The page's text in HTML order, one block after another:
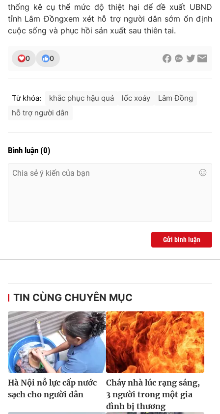
thống kê cụ thể mức độ thiệt hại để đề xuất UBND
tỉnh Lâm Đồngxem xét hỗ trợ người dân sớm ổn định
cuộc sống và phục hồi sản xuất sau thiên tai.
0 0
Từ khóa: khắc phục hậu quả lốc xoáy
Lâm Đồng
hỗ trợ người dân
Bình luận (0)
Gửi bình luận
TIN CÙNG CHUYÊN MỤC
Hà Nội nỗ lực cấp nước
sạch cho người dân
Cháy nhà lúc rạng sáng,
3 người trong một gia
đình bị thương